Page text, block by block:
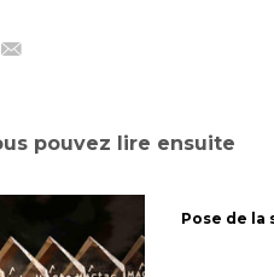
pouvez lire ensuite
Pose de